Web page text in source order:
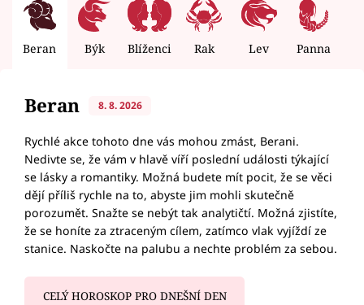
Beran Býk Blíženci Rak Lev Panna
Beran 8. 8. 2026
Rychlé akce tohoto dne vás mohou zmást, Berani.
Nedivte se, že vám v hlavě víří poslední události týkající
se lásky a romantiky. Možná budete mít pocit, že se věci
dějí příliš rychle na to, abyste jim mohli skutečně
porozumět. Snažte se nebýt tak analytičtí. Možná zjistíte,
že se honíte za ztraceným cílem, zatímco vlak vyjíždí ze
stanice. Naskočte na palubu a nechte problém za sebou.
CELÝ HOROSKOP PRO DNEŠNÍ DEN